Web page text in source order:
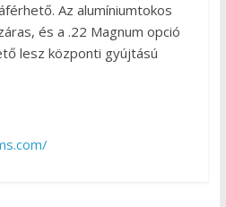
Az alumíniumtokos
és a .22 Magnum opció
lesz központi gyújtású